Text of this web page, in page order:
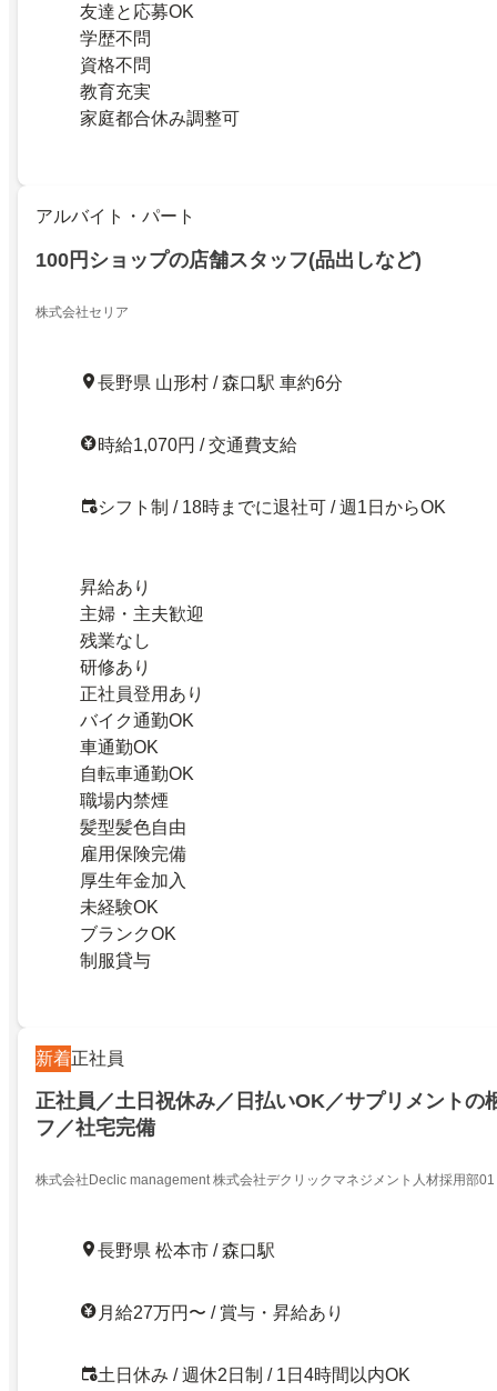
友達と応募OK
学歴不問
資格不問
教育充実
家庭都合休み調整可
アルバイト・パート
100円ショップの店舗スタッフ(品出しなど)
株式会社セリア
長野県 山形村 / 森口駅 車約6分
時給1,070円 / 交通費支給
シフト制 / 18時までに退社可 / 週1日からOK
昇給あり
主婦・主夫歓迎
残業なし
研修あり
正社員登用あり
バイク通勤OK
車通勤OK
自転車通勤OK
職場内禁煙
髪型髪色自由
雇用保険完備
厚生年金加入
未経験OK
ブランクOK
制服貸与
新着正社員
正社員／土日祝休み／日払いOK／サプリメントの
フ／社宅完備
株式会社Declic management 株式会社デクリックマネジメント人材採用部01
長野県 松本市 / 森口駅
月給27万円〜 / 賞与・昇給あり
土日休み / 週休2日制 / 1日4時間以内OK